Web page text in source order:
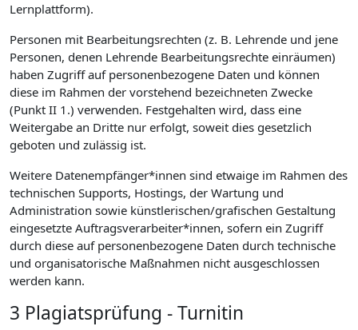
Lernplattform).
Personen mit Bearbeitungsrechten (z. B. Lehrende und jene
Personen, denen Lehrende Bearbeitungsrechte einräumen)
haben Zugriff auf personenbezogene Daten und können
diese im Rahmen der vorstehend bezeichneten Zwecke
(Punkt II 1.) verwenden. Festgehalten wird, dass eine
Weitergabe an Dritte nur erfolgt, soweit dies gesetzlich
geboten und zulässig ist.
Weitere Datenempfänger*innen sind etwaige im Rahmen des
technischen Supports, Hostings, der Wartung und
Administration sowie künstlerischen/grafischen Gestaltung
eingesetzte Auftragsverarbeiter*innen, sofern ein Zugriff
durch diese auf personenbezogene Daten durch technische
und organisatorische Maßnahmen nicht ausgeschlossen
werden kann.
3 Plagiatsprüfung - Turnitin